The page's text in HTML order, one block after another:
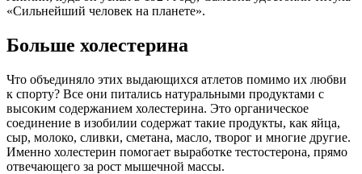
«Сильнейший человек на планете».
Больше холестерина
Что объединяло этих выдающихся атлетов помимо их любви
к спорту? Все они питались натуральными продуктами с
высоким содержанием холестерина. Это органическое
соединение в изобилии содержат такие продукты, как яйца,
сыр, молоко, сливки, сметана, масло, творог и многие другие.
Именно холестерин помогает выработке тестостерона, прямо
отвечающего за рост мышечной массы.